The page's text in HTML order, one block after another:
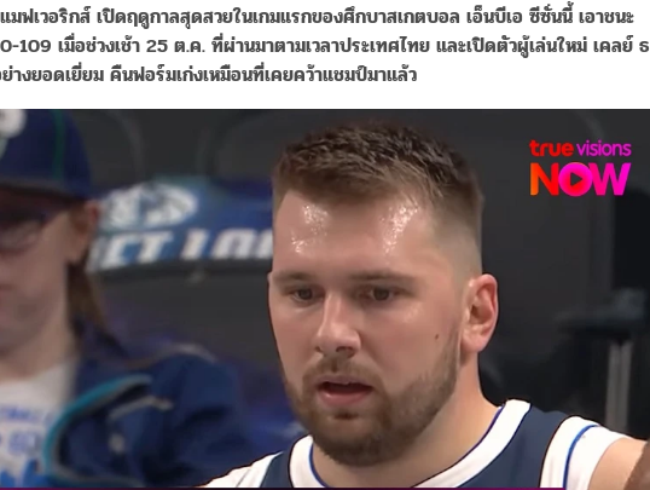
เวอริกส์ เปิดฤดูกาลสุดสวยในเกมแรกของศึกบาสเกตบอล เอ็นบีเอ ซีซั่นนี้ เอาชนะ
109 เมื่อช่วงเช้า 25 ต.ค. ที่ผ่านมาตามเวลาประเทศไทย และเปิดตัวผู้เล่นใหม่ เคลย์ ธ
งยอดเยี่ยม คืนฟอร์มเก่งเหมือนที่เคยคว้าแชมป์มาแล้ว